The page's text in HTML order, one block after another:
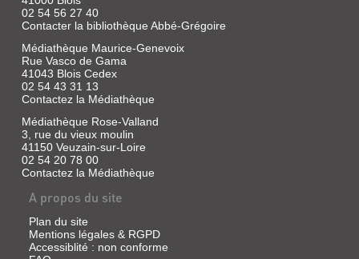
02 54 56 27 40
Contacter la bibliothèque Abbé-Grégoire
Médiathèque Maurice-Genevoix
Rue Vasco de Gama
41043 Blois Cedex
02 54 43 31 13
Contactez la Médiathèque
Médiathèque Rose-Valland
3, rue du vieux moulin
41150 Veuzain-sur-Loire
02 54 20 78 00
Contactez la Médiathèque
A propos du site
Plan du site
Mentions légales & RGPD
Accessiblité : non conforme